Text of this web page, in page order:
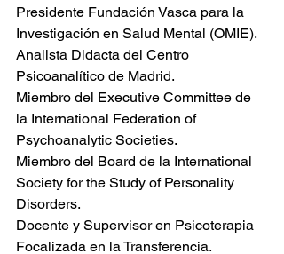
Presidente Fundación Vasca para la
Investigación en Salud Mental (OMIE).
Analista Didacta del Centro
Psicoanalítico de Madrid.
Miembro del Executive Committee de
la International Federation of
Psychoanalytic Societies.
Miembro del Board de la International
Society for the Study of Personality
Disorders.
Docente y Supervisor en Psicoterapia
Focalizada en la Transferencia.